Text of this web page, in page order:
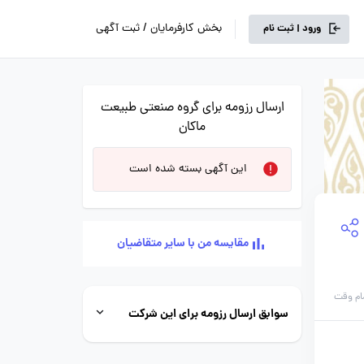
ورود | ثبت نام بخش کارفرمایان / ثبت آگهی
وقت
ارسال رزومه برای گروه صنعتی طبیعت
ماکان
این آگهی بسته شده است
مقایسه من با سایر متقاضیان
سوابق ارسال رزومه برای این شرکت